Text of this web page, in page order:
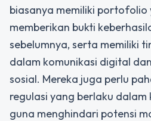
biasanya memiliki portofolio
memberikan bukti
sebelumnya, serta memiliki
dalam komunikasi digital
sosial. Mereka juga perlu
regulasi yang berlaku
guna menghindari potensi